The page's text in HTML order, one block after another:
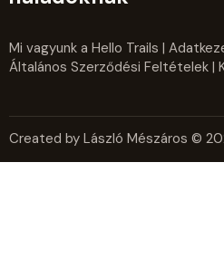
Mi vagyunk a Hello Trails |
Általános Szerződési Feltételek |
Created by László Mészáros ©